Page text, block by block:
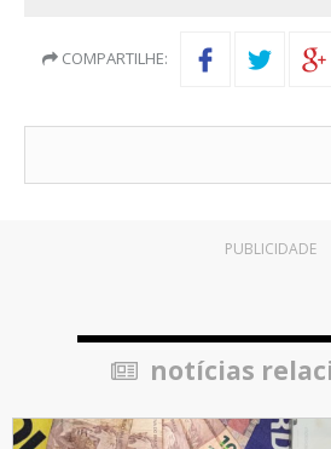
COMPARTILHE:
PUBLICIDADE
notícias